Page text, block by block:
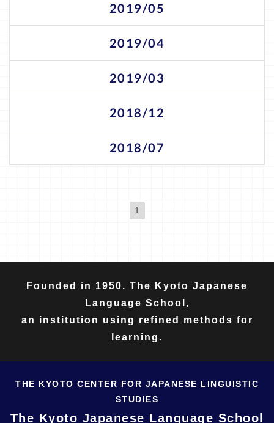
2019/05
2019/04
2019/03
2018/12
2018/07
1
Founded in 1950. The Kyoto Japanese
Language School,
an institution using refined methods for
learning.
THE KYOTO CENTER FOR JAPANESE LINGUISTIC
STUDIES
The Kyoto Japanese Language School